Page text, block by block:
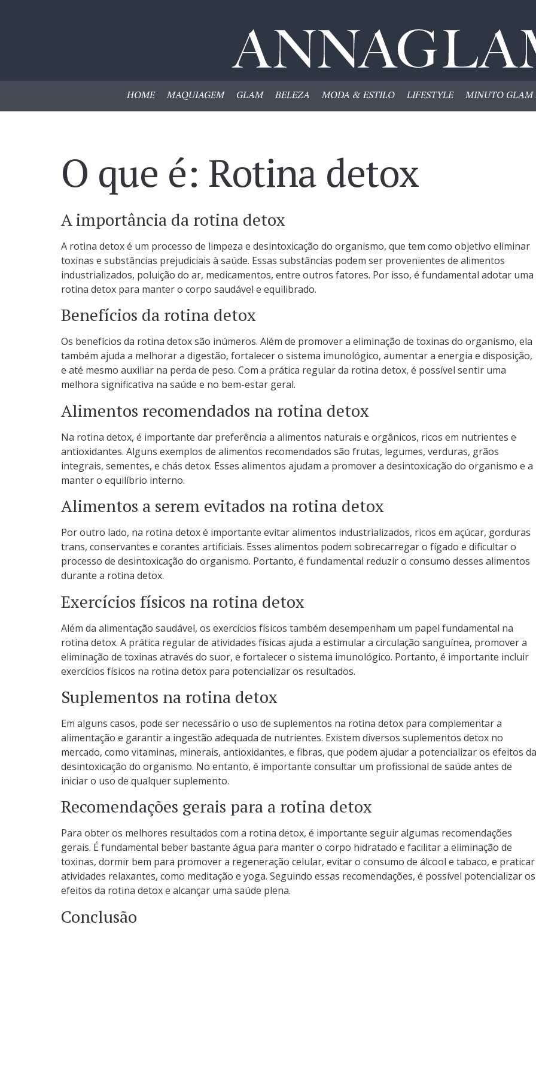
HOME MAQUIAGEM GLAM BELEZA MODA & ESTILO LIFESTYLE MINUTO GLAM
O que é: Rotina detox
A importância da rotina detox
A rotina detox é um processo de limpeza e desintoxicação do organismo, que tem como objetivo eliminar
toxinas e substâncias prejudiciais à saúde. Essas substâncias podem ser provenientes de alimentos
industrializados, poluição do ar, medicamentos, entre outros fatores. Por isso, é fundamental adotar uma
rotina detox para manter o corpo saudável e equilibrado.
Benefícios da rotina detox
Os benefícios da rotina detox são inúmeros. Além de promover a eliminação de toxinas do organismo, ela
também ajuda a melhorar a digestão, fortalecer o sistema imunológico, aumentar a energia e disposição,
e até mesmo auxiliar na perda de peso. Com a prática regular da rotina detox, é possível sentir uma
melhora significativa na saúde e no bem-estar geral.
Alimentos recomendados na rotina detox
Na rotina detox, é importante dar preferência a alimentos naturais e orgânicos, ricos em nutrientes e
antioxidantes. Alguns exemplos de alimentos recomendados são frutas, legumes, verduras, grãos
integrais, sementes, e chás detox. Esses alimentos ajudam a promover a desintoxicação do organismo e a
manter o equilíbrio interno.
Alimentos a serem evitados na rotina detox
Por outro lado, na rotina detox é importante evitar alimentos industrializados, ricos em açúcar, gorduras
trans, conservantes e corantes artificiais. Esses alimentos podem sobrecarregar o fígado e dificultar o
processo de desintoxicação do organismo. Portanto, é fundamental reduzir o consumo desses alimentos
durante a rotina detox.
Exercícios físicos na rotina detox
Além da alimentação saudável, os exercícios físicos também desempenham um papel fundamental na
rotina detox. A prática regular de atividades físicas ajuda a estimular a circulação sanguínea, promover a
eliminação de toxinas através do suor, e fortalecer o sistema imunológico. Portanto, é importante incluir
exercícios físicos na rotina detox para potencializar os resultados.
Suplementos na rotina detox
Em alguns casos, pode ser necessário o uso de suplementos na rotina detox para complementar a
alimentação e garantir a ingestão adequada de nutrientes. Existem diversos suplementos detox no
mercado, como vitaminas, minerais, antioxidantes, e fibras, que podem ajudar a potencializar os efeitos da
desintoxicação do organismo. No entanto, é importante consultar um profissional de saúde antes de
iniciar o uso de qualquer suplemento.
Recomendações gerais para a rotina detox
Para obter os melhores resultados com a rotina detox, é importante seguir algumas recomendações
gerais. É fundamental beber bastante água para manter o corpo hidratado e facilitar a eliminação de
toxinas, dormir bem para promover a regeneração celular, evitar o consumo de álcool e tabaco, e praticar
atividades relaxantes, como meditação e yoga. Seguindo essas recomendações, é possível potencializar os
efeitos da rotina detox e alcançar uma saúde plena.
Conclusão